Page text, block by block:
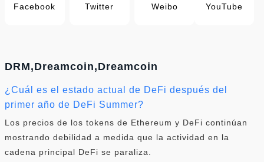
Facebook Twitter Weibo YouTube
DRM,Dreamcoin,Dreamcoin
¿Cuál es el estado actual de DeFi después del
primer año de DeFi Summer?
Los precios de los tokens de Ethereum y DeFi continúan
mostrando debilidad a medida que la actividad en la
cadena principal DeFi se paraliza.